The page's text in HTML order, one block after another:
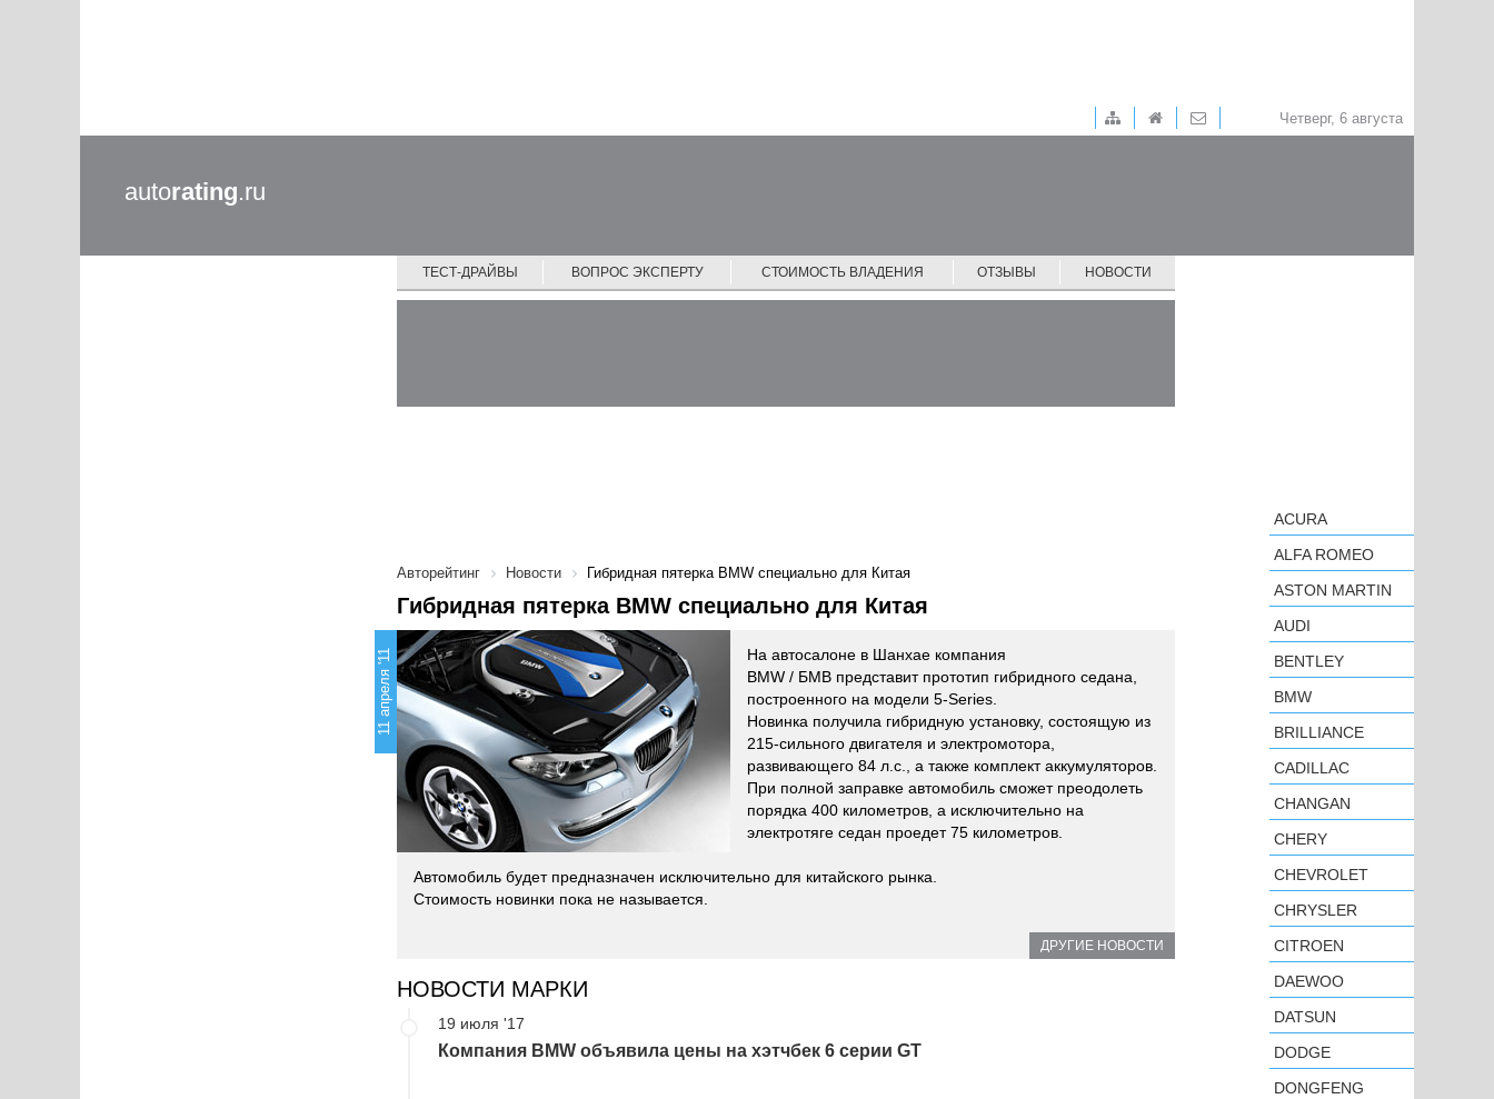
Четверг, 6 августа
autorating.ru
ТЕСТ-ДРАЙВЫ ВОПРОС ЭКСПЕРТУ СТОИМОСТЬ ВЛАДЕНИЯ ОТЗЫВЫ НОВОСТИ
Авторейтинг Новости Гибридная пятерка BMW специально для Китая
Гибридная пятерка BMW специально для Китая
11 апреля '11
На автосалоне в Шанхае компания
BMW / БМВ представит прототип гибридного седана,
построенного на модели 5-Series.
Новинка получила гибридную установку, состоящую из
215-сильного двигателя и электромотора,
развивающего 84 л.с., а также комплект аккумуляторов.
При полной заправке автомобиль сможет преодолеть
порядка 400 километров, а исключительно на
электротяге седан проедет 75 километров.
Автомобиль будет предназначен исключительно для китайского рынка.
Стоимость новинки пока не называется.
ДРУГИЕ НОВОСТИ
НОВОСТИ МАРКИ
19 июля '17
Компания BMW объявила цены на хэтчбек 6 серии GT
ACURA
ALFA ROMEO
ASTON MARTIN
AUDI
BENTLEY
BMW
BRILLIANCE
CADILLAC
CHANGAN
CHERY
CHEVROLET
CHRYSLER
CITROEN
DAEWOO
DATSUN
DODGE
DONGFENG